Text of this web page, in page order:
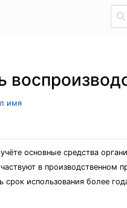
имя
основные средства
в
использования более